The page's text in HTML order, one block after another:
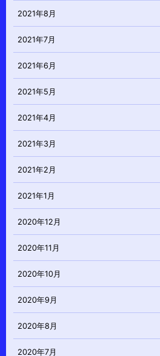
2021年8月
2021年7月
2021年6月
2021年5月
2021年4月
2021年3月
2021年2月
2021年1月
2020年12月
2020年11月
2020年10月
2020年9月
2020年8月
2020年7月